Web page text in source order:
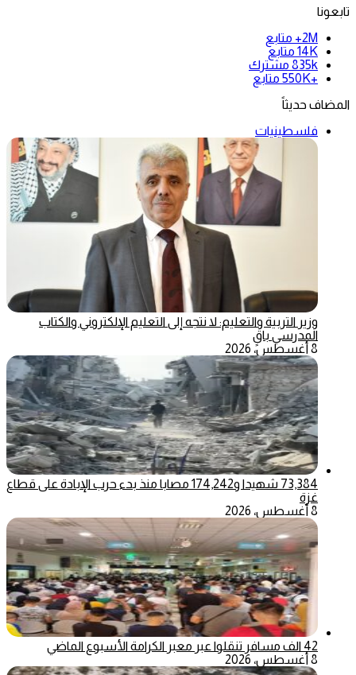
تابعونا
2M+
متابع
14K متابع
835k مشترك
+550K
متابع
المضاف حديثاً
فلسطينيات
وزير التربية والتعليم: لا نتجه إلى التعليم الإلكتروني والكتاب
المدرسي باقٍ
8 أغسطس، 2026
73,384 شهيدا و174,242 مصابا منذ بدء حرب الإبادة على قطاع
غزة
8 أغسطس، 2026
42 الف مسافر تنقلوا عبر معبر الكرامة الأسبوع الماضي
8 أغسطس، 2026